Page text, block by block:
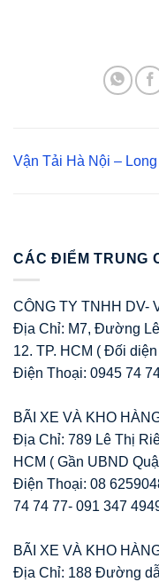
Vận Tải Hà Nội – Long
CÁC ĐIỂM TRUNG
CÔNG TY TNHH DV-
Địa Chỉ: M7, Đường
12. TP. HCM ( Đối
Điện Thoại: 0945 74
BÃI XE VÀ KHO
Địa Chỉ: 789 Lê Thị
HCM ( Gần UBND
Điện Thoại: 08
74 74 77- 091 347
BÃI XE VÀ KHO
Địa Chỉ: 188 Đường